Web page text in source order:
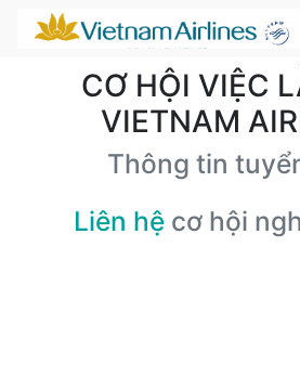
CƠ HỘI VIỆC
VIETNAM
Thông tin
Liên hệ cơ hội